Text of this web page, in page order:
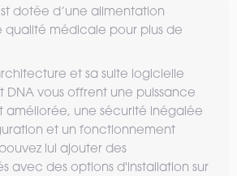
dotée d’une alimentation
médicale pour plus de
et sa suite logicielle
DNA vous offrent une puissance
améliorée, une sécurité inégalée
et un fonctionnement
lui ajouter des
avec des options d'installation sur